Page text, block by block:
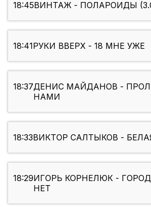
18:45ВИНТАЖ - ПОЛАРОИДЫ
18:41РУКИ ВВЕРХ - 18 МНЕ УЖЕ
18:37ДЕНИС МАЙДАНОВ -
НАМИ
18:33ВИКТОР САЛТЫКОВ -
18:29ИГОРЬ КОРНЕЛЮК -
НЕТ